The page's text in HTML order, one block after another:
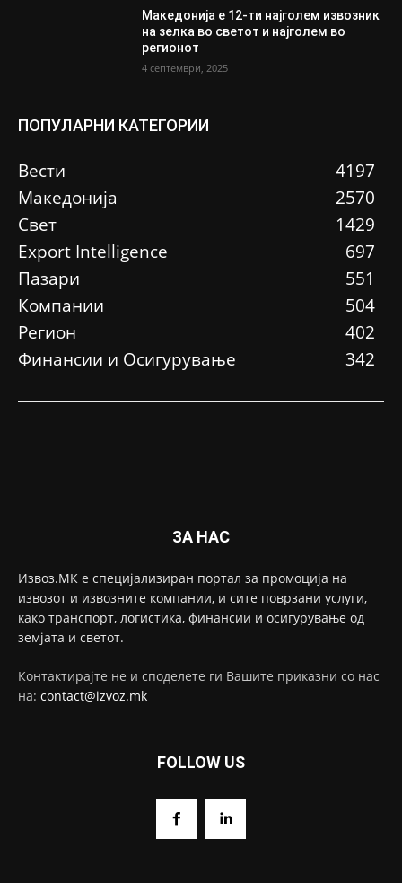
Македонија е 12-ти најголем извозник
на зелка во светот и најголем во
регионот
4 септември, 2025
ПОПУЛАРНИ КАТЕГОРИИ
Вести
4197
Македонија
2570
Свет
1429
Еxport Intelligence
697
Пазари
551
Компании
504
Регион
402
Финансии и Осигурување
342
ЗА НАС
Извоз.МК е специјализиран портал за промоција на
извозот и извозните компании, и сите поврзани услуги,
како транспорт, логистика, финансии и осигурување од
земјата и светот.
Контактирајте не и споделете ги Вашите приказни со нас
на: contact@izvoz.mk
FOLLOW US